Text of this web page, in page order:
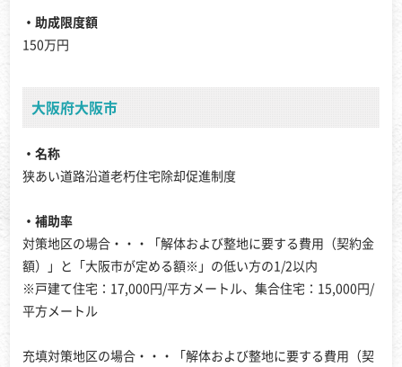
・助成限度額
150万円
大阪府大阪市
・名称
狭あい道路沿道老朽住宅除却促進制度
・補助率
対策地区の場合・・・「解体および整地に要する費用（契約金
額）」と「大阪市が定める額※」の低い方の1/2以内
※戸建て住宅：17,000円/平方メートル、集合住宅：15,000円/
平方メートル
充填対策地区の場合・・・「解体および整地に要する費用（契